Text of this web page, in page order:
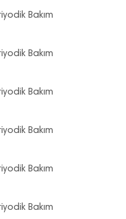
Bakım
Bakım
Bakım
Bakım
Bakım
Bakım